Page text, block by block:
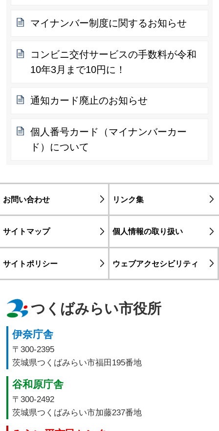
マイナンバー制度に関するお知らせ
コンビニ交付サービスの手数料が令和
10年3月まで10円に！
通知カード廃止のお知らせ
個人番号カード（マイナンバーカー
ド）について
お問い合わせ リンク集
サイトマップ 個人情報の取り扱い
サイトポリシー ウェブアクセシビリティ
つくばみらい市役所
伊奈庁舎
〒300-2395
茨城県つくばみらい市福田195番地
谷和原庁舎
〒300-2492
茨城県つくばみらい市加藤237番地